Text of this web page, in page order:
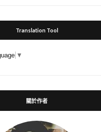
Translation Tool
▼
關於作者